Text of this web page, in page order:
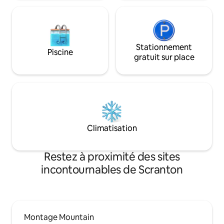
Piscine
Stationnement
gratuit sur place
Climatisation
Restez à proximité des sites
incontournables de Scranton
Montage Mountain